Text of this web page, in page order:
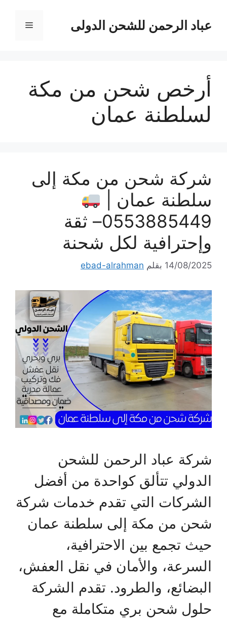
المحتوىعباد الرحمن للشحن الدولى القائمة
أرخص شحن من مكة
لسلطنة عمان
شركة شحن من مكة إلى
سلطنة عمان |
0553885449– ثقة
وإحترافية لكل شحنة
14/08/2025 بقلم ebad-alrahman
شركة عباد الرحمن للشحن
الدولي تتألق كواحدة من أفضل
الشركات التي تقدم خدمات شركة
شحن من مكة إلى سلطنة عمان
حيث تجمع بين الاحترافية،
السرعة، والأمان في نقل العفش،
البضائع، والطرود. تقدم الشركة
حلول شحن بري متكاملة مع